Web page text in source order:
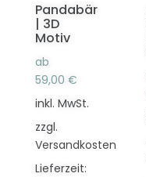
Optionen
auf
Produktseite
gewählt
Pandabär
| 3D
Motiv
ab
59,00 €
inkl. MwSt.
zzgl.
Versandkosten
Lieferzeit: